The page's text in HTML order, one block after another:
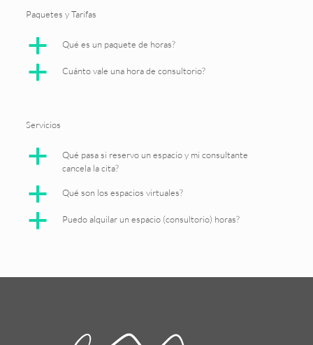
Paquetes y Tarifas
a Qué es un paquete de horas?
a Cuánto vale una hora de consultorio?
Servicios
a
Qué pasa si reservo un espacio y mi consultante
cancela la cita?
a Qué son los espacios virtuales?
a Puedo alquilar un espacio (consultorio) horas?